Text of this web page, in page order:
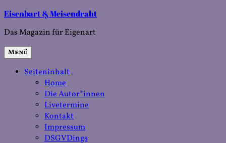
Zum
springen
Eisenbart & Meisendraht
Das Magazin für Eigenart
Menü
Seiteninhalt
Home
Die Autor*innen
Livetermine
Kontakt
Impressum
DSGVDings